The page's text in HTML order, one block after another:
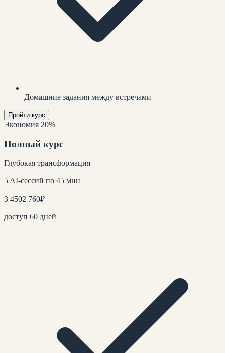
Домашние задания между встречами
Пройти курс
Экономия 20%
Полный курс
Глубокая трансформация
5 AI-сессий по 45 мин
3 4502 760₽
доступ 60 дней